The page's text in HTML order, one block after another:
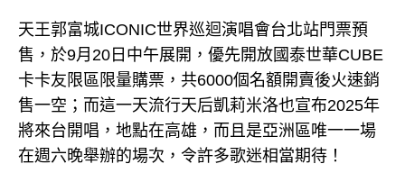
天王郭富城ICONIC世界巡迴演唱會台北站門票預
售，於9月20日中午展開，優先開放國泰世華CUBE
卡卡友限區限量購票，共6000個名額開賣後火速銷
售一空；而這一天流行天后凱莉米洛也宣布2025年
將來台開唱，地點在高雄，而且是亞洲區唯一一場
在週六晚舉辦的場次，令許多歌迷相當期待！